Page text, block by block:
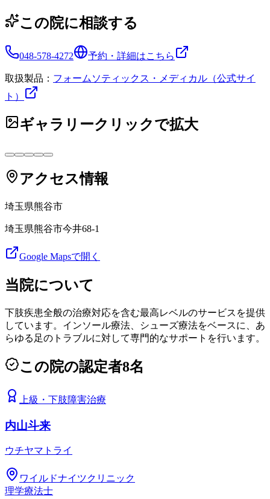
この院に相談する
048-578-4272 予約・詳細はこちら
取扱製品： フォームソティックス・メディカル（公式サイ
ト）
ギャラリークリックで拡大
アクセス情報
埼玉県熊谷市
埼玉県熊谷市今井68-1
Google Mapsで開く
当院について
下肢疾患全般の治療対応を含む最高レベルのサービスを提供
しています。インソール療法、シューズ療法をベースに、あ
らゆる足のトラブルに対して専門的なサポートを行います。
この院の認定者8名
上級 ・ 下肢障害治療
内山斗来
ウチヤマトライ
ワイルドナイツクリニック
理学療法士